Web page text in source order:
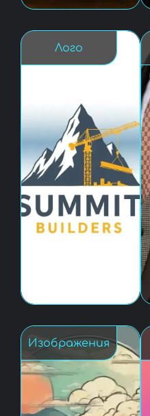
Лого
Изображения